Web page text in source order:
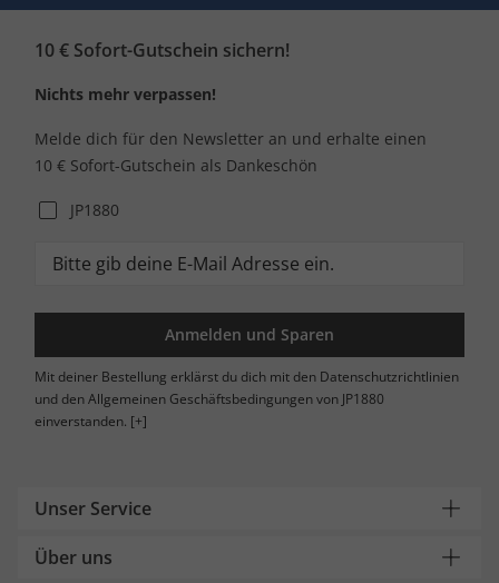
10 € Sofort-Gutschein sichern!
Nichts mehr verpassen!
Melde dich für den Newsletter an und erhalte einen
10 € Sofort-Gutschein als Dankeschön
JP1880
Anmelden und Sparen
Mit deiner Bestellung erklärst du dich mit den Datenschutzrichtlinien
und den Allgemeinen Geschäftsbedingungen von JP1880
einverstanden. [+]
Unser Service
Über uns